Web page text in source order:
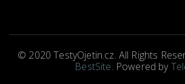
© 2020 TestyOjetin.cz. All Rights
BestSite. Powered by